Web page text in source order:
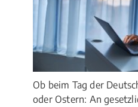
Ob beim Tag der
oder Ostern: An